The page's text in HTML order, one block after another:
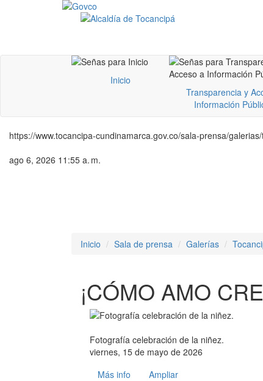
Inicio
Transparencia y
Información
https://www.tocancipa-cundinamarca.gov.co/sala-prensa/
ago 6, 2026 11:55 a. m.
Inicio
Sala de prensa Galerías
¡CÓMO AMO
Fotografía celebración de la niñez.
viernes, 15 de mayo de 2026
Más info
Ampliar